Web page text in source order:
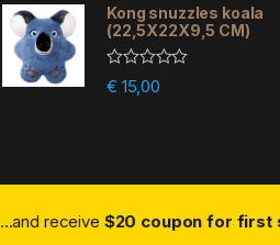
5
e
d
0
o
t
Kong snuzzles koala
(22,5X22X9,5 CM)
R
a
u
o
f
€ 15,00
...and receive $20 coupon for first